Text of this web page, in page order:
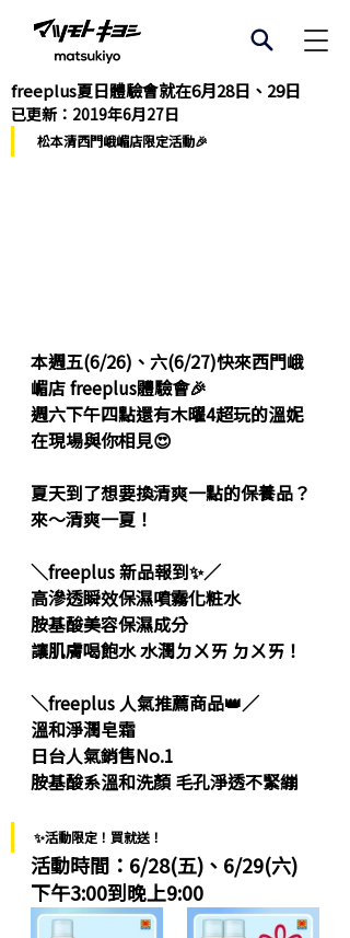
freeplus夏日體驗會就在6月28日、29日
已更新： 2019年6月27日
松本清西門峨嵋店限定活動🎉
本週五(6/26)、六(6/27)快來西門峨
嵋店 freeplus體驗會🎉
週六下午四點還有木曜4超玩的溫妮
在現場與你相見😍
夏天到了想要換清爽一點的保養品？
來～清爽一夏！
＼freeplus 新品報到✨／
高滲透瞬效保濕噴霧化粧水
胺基酸美容保濕成分
讓肌膚喝飽水 水潤ㄉㄨㄞ ㄉㄨㄞ！
＼freeplus 人氣推薦商品👑／
溫和淨潤皂霜
日台人氣銷售No.1
胺基酸系溫和洗顏 毛孔淨透不緊繃
✨活動限定！買就送！
活動時間：6/28(五)、6/29(六)
下午3:00到晚上9:00